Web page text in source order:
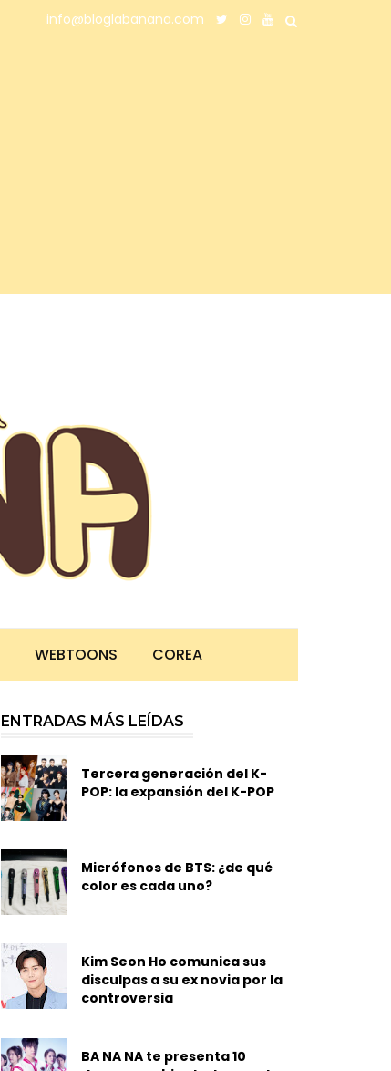
info@bloglabanana.com
WEBTOONS COREA
ENTRADAS MÁS LEÍDAS
Tercera generación del K-
POP: la expansión del K-POP
Micrófonos de BTS: ¿de qué
color es cada uno?
Kim Seon Ho comunica sus
disculpas a su ex novia por la
controversia
BA NA NA te presenta 10